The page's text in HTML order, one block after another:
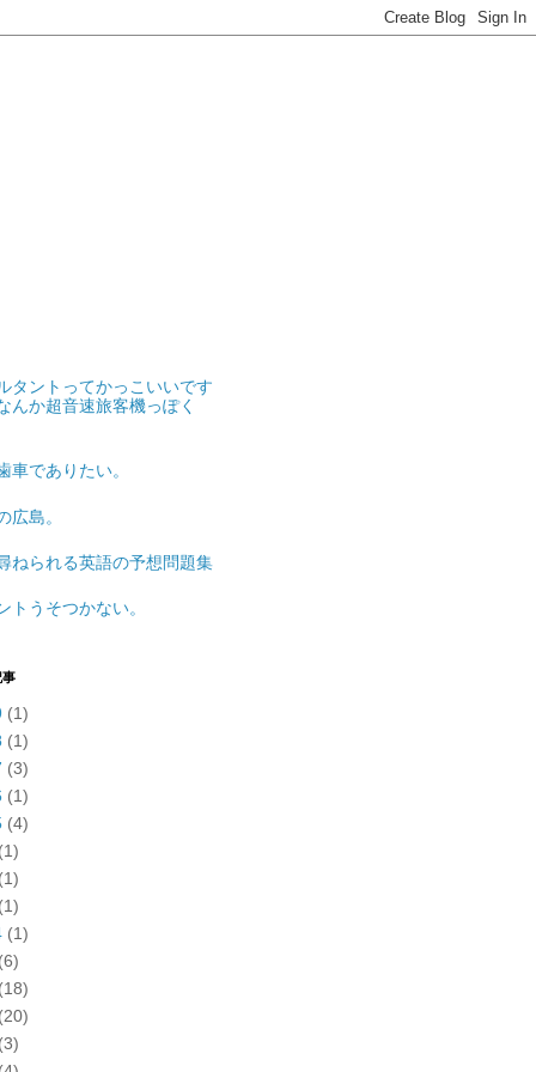
タントってかっこいいです
んか超音速旅客機っぽく
車でありたい。
広島。
ねられる英語の予想問題集
トうそつかない。
事
(1)
(1)
(3)
(1)
(4)
(1)
(1)
(1)
(1)
(6)
(18)
(20)
(3)